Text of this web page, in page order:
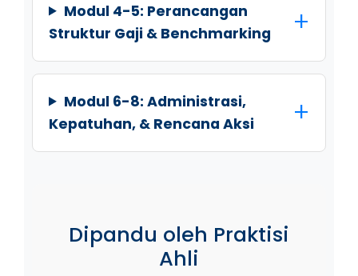
Modul 4-5: Perancangan
Struktur Gaji & Benchmarking
Modul 6-8: Administrasi,
Kepatuhan, & Rencana Aksi
Dipandu oleh Praktisi
Ahli